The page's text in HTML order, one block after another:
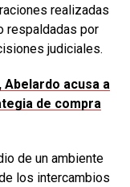
realizadas
respaldadas por
judiciales.
acusa a
de compra
de un ambiente
los intercambios